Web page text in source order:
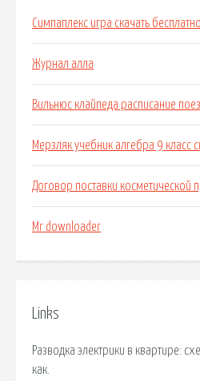
Симпаплекс игра скачать бесплатно
Журнал алла
Вильнюс клайпеда расписание
Мерзляк учебник алгебра 9 класс
Договор поставки косметической
Mr downloader
Links
Разводка электрики в квартире:
как.